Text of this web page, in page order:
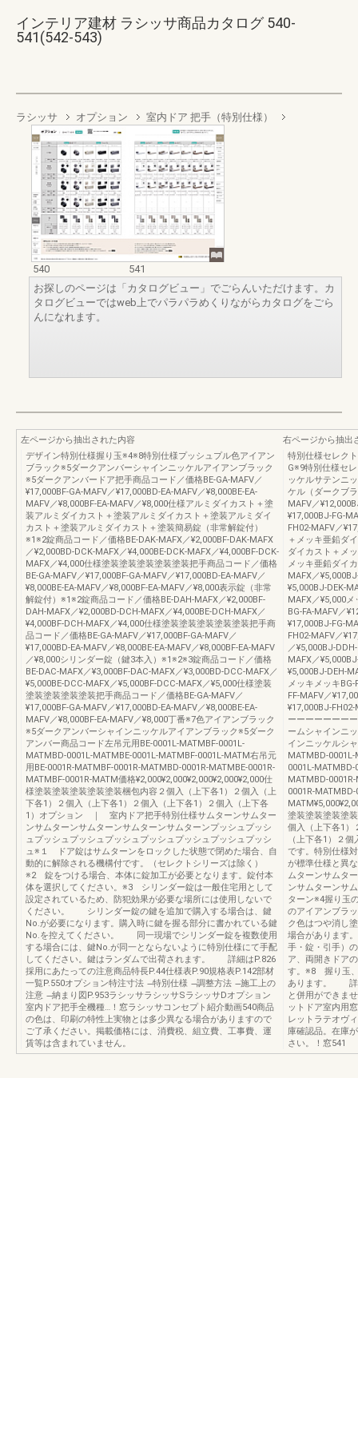
インテリア建材 ラシッサ商品カタログ 540-
541(542-543)
ラシッサ オプション 室内ドア 把手（特別仕様）
540
541
お探しのページは「カタログビュー」でごらんいただけます。カ
タログビューではweb上でパラパラめくりながらカタログをごら
んになれます。
左ページから抽出された内容
デザイン特別仕様握り玉※4※8特別仕様プッシュプル色アイアン
ブラック※5ダークアンバーシャインニッケルアイアンブラック
※5ダークアンバードア把手商品コード／価格BE-GA-MAFV／
¥17,000BF-GA-MAFV／¥17,000BD-EA-MAFV／¥8,000BE-EA-
MAFV／¥8,000BF-EA-MAFV／¥8,000仕様アルミダイカスト＋塗
装アルミダイカスト＋塗装アルミダイカスト＋塗装アルミダイ
カスト＋塗装アルミダイカスト＋塗装簡易錠（非常解錠付）
※1※2錠商品コード／価格BE-DAK-MAFX／¥2,000BF-DAK-MAFX
／¥2,000BD-DCK-MAFX／¥4,000BE-DCK-MAFX／¥4,000BF-DCK-
MAFX／¥4,000仕様塗装塗装塗装塗装塗装把手商品コード／価格
BE-GA-MAFV／¥17,000BF-GA-MAFV／¥17,000BD-EA-MAFV／
¥8,000BE-EA-MAFV／¥8,000BF-EA-MAFV／¥8,000表示錠（非常
解錠付）※1※2錠商品コード／価格BE-DAH-MAFX／¥2,000BF-
DAH-MAFX／¥2,000BD-DCH-MAFX／¥4,000BE-DCH-MAFX／
¥4,000BF-DCH-MAFX／¥4,000仕様塗装塗装塗装塗装塗装把手商
品コード／価格BE-GA-MAFV／¥17,000BF-GA-MAFV／
¥17,000BD-EA-MAFV／¥8,000BE-EA-MAFV／¥8,000BF-EA-MAFV
／¥8,000シリンダー錠（鍵3本入）※1※2※3錠商品コード／価格
BE-DAC-MAFX／¥3,000BF-DAC-MAFX／¥3,000BD-DCC-MAFX／
¥5,000BE-DCC-MAFX／¥5,000BF-DCC-MAFX／¥5,000仕様塗装
塗装塗装塗装塗装把手商品コード／価格BE-GA-MAFV／
¥17,000BF-GA-MAFV／¥17,000BD-EA-MAFV／¥8,000BE-EA-
MAFV／¥8,000BF-EA-MAFV／¥8,000丁番※7色アイアンブラック
※5ダークアンバーシャインニッケルアイアンブラック※5ダーク
アンバー商品コード左吊元用BE-0001L-MATMBF-0001L-
MATMBD-0001L-MATMBE-0001L-MATMBF-0001L-MATM右吊元
用BE-0001R-MATMBF-0001R-MATMBD-0001R-MATMBE-0001R-
MATMBF-0001R-MATM価格¥2,000¥2,000¥2,000¥2,000¥2,000仕
様塗装塗装塗装塗装塗装梱包内容２個入（上下各1）２個入（上
下各1）２個入（上下各1）２個入（上下各1）２個入（上下各
1）オプション ｜ 室内ドア把手特別仕様サムターンサムター
ンサムターンサムターンサムターンサムターンプッシュプッシ
ュプッシュプッシュプッシュプッシュプッシュプッシュプッシ
ュ※１ ドア錠はサムターンをロックした状態で閉めた場合、自
動的に解除される機構付です。（セレクトシリーズは除く）
※2 錠をつける場合、本体に錠加工が必要となります。錠付本
体を選択してください。※3 シリンダー錠は一般住宅用として
設定されているため、防犯効果が必要な場所には使用しないで
ください。 シリンダー錠の鍵を追加で購入する場合は、鍵
No.が必要になります。購入時に鍵を握る部分に書かれている鍵
No.を控えてください。 同一現場でシリンダー錠を複数使用
する場合には、鍵No.が同一とならないように特別仕様にて手配
してください。鍵はランダムで出荷されます。 詳細はP.826
採用にあたっての注意商品特長P.44仕様表P.90規格表P.142部材
一覧P.550オプション特注寸法 ̶特別仕様 ̶調整方法 ̶施工上の
注意 ̶納まり図P.953ラシッサラシッサSラシッサDオプション
室内ドア把手全機種…！窓ラシッサコンセプト紹介動画540商品
の色は、印刷の特性上実物とは多少異なる場合がありますので
ご了承ください。掲載価格には、消費税、組立費、工事費、運
賃等は含まれていません。
右ページから抽出
特別仕様セレク
G※9特別仕様セ
ッケルサテンニ
ケル（ダークブ
MAFV／
¥17,000BJ-FG-
FH02-MAFV／
＋メッキ亜鉛ダ
ダイカスト＋メ
メッキ亜鉛ダイ
MAFX／
¥5,000BJ-DEK-
MAFX／¥5,000
BG-FA-MAFV／
¥17,000BJ-FG-
FH02-MAFV／
／¥5,000BJ-
MAFX／
¥5,000BJ-DEH-
メッキメッキBG-
FF-MAFV／
¥17,000BJ-
ーーーーーーー
ームシャインニ
インニッケルシ
MATMBD-
0001L-MATMBD-
MATMBD-
0001R-
塗装塗装塗装塗
個入（上下各1）
（上下各1）２
です。特別仕様
が標準仕様と異
ムターンサムタ
ンサムターンサ
ターン※4握り玉
のアイアンブラ
ク色はつや消し
場合があります
手・錠・引手）
ア、両開きドア
す。※8 握り玉、
あります。 詳
と併用ができま
ットドア室内用
レットラテオヴ
庫確認品。在庫
さい。！窓541